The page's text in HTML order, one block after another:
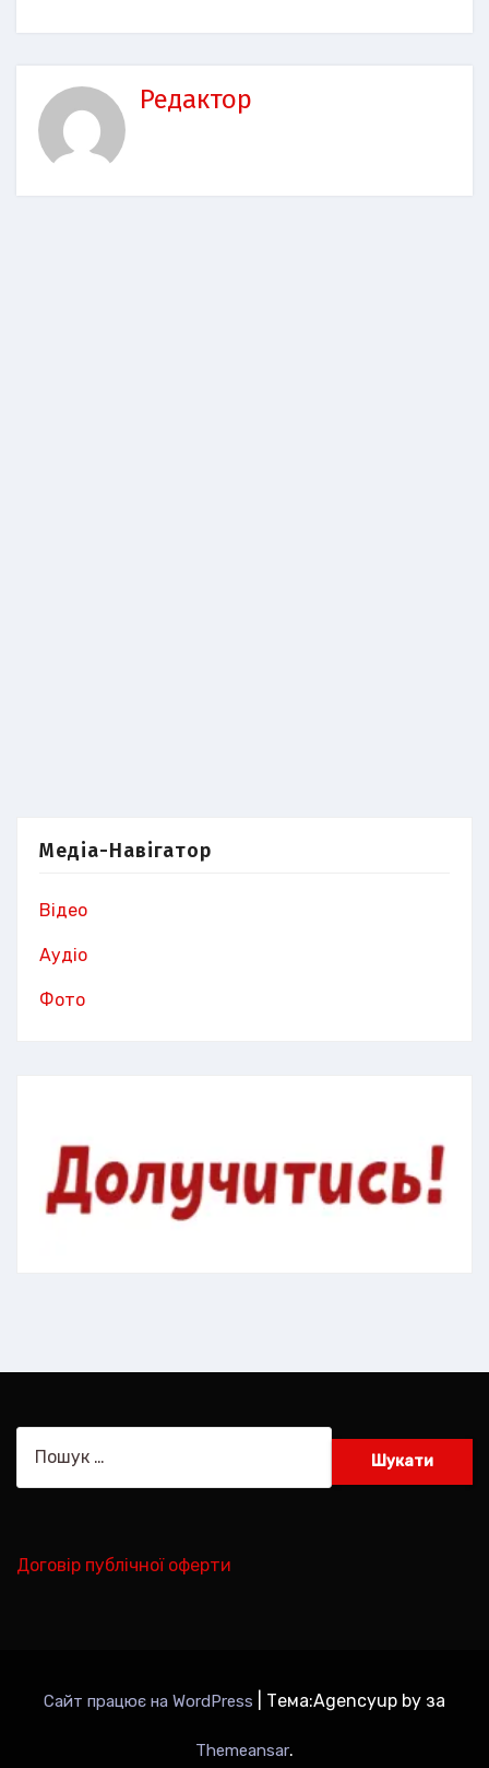
Редактор
Медіа-Навігатор
Відео
Аудіо
Фото
Договір публічної оферти
Сайт працює на WordPress Тема:Agencyup by за
Themeansar.